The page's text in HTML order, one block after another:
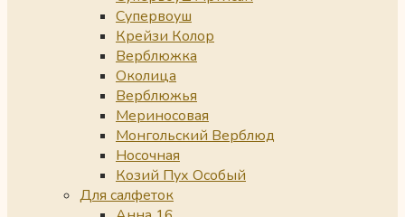
Супервоуш
Крейзи Колор
Верблюжка
Околица
Верблюжья
Мериносовая
Монгольский Верблюд
Носочная
Козий Пух Особый
Для салфеток